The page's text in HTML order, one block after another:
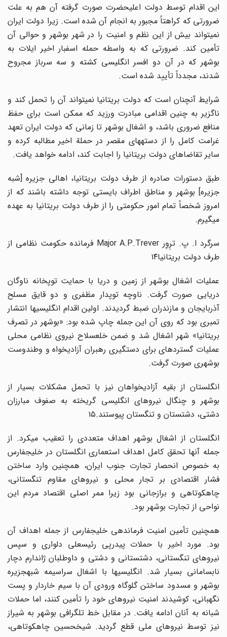
این اقدام توسط دولت اعلیحضرت صورت گرفته آن هم به علت
ضرورتی که کراهتاً مجبور به انجام آن شده است. زیرا دولت ایران
نمیتواند بیش از این نظم و امنیت را در شهر بوشهر و حوالی آن
تأمین کند. ضرورتی که به واسطه حمله اسفبار اخیر ایلات به
بوشهر که در آن دو افسر انگلیسی کشته و سه سرباز مجروح
شدند، مجدداً تأیید شده است.
شرایط آنچنان است که دولت بریتانیا نمیتواند آن را تحمل کند و
ناگزیر به چنین اقدامی مبادرت ورزید که ممکن است برای حفظ
منافع ضروری باشد، و اشغال بوشهر تا زمانی که دولت ایران تعهد
غرامت کامل را از دستههای مقصر در حملة اخیر مطالبه کرده و
سایر تقاضاهای دولت بریتانیا را اجابت کند، ادامه خواهد یافت.
طبق دستورات صادره از طرف دولت بریتانیا، اهالی جزیره [شبه
جزیره] بوشهر و مناطق اطراف بایستی توجه داشته باشند که از
امروز شخصاً تمام امور حکومتی را از طرف دولت بریتانیا به عهده
میگیرم.
سرگرد ا. پ. ترِوِر Major A.P.Trever فرمانده حکومت نظامی از
طرف دولت بریتانیا۱۴
عملیات اشغال بوشهر از زمین و دریا با حمایت توپخانه ناوگان
دریایی صورت گرفت. ناوچه توپدار مظفری و دو قایق مسلح
آذربایجان و مازندران ضبط گردیدند. اولین اقدام انگلیسیها انتشار
تمبری بود که روی آن این جمله چاپ شده بود: «بوشهر در تصرف
بریتانیا» شهر اشغال شد و ضمن خلعسلاح نیروی نظامی محلی
عملیات گستردهای برای دستگیری رهبران آزادیخواه و وطندوست
بوشهری صورت گرفت.
انگلستان از بقیه آزادیخواهان نیز با تحمل مشکلات بسیار از
بوشهر و چنگال نیروهای انگلیسی گریخته به صفوف مبارزان
دشتی، دشتستان و تنگستان پیوستند.۱۵
انگلستان از اشغال بوشهر اهداف متعددی را تعقیب میکرد. از
جمله آنها تحقق کامل اهداف استعماری انگلستان در خلیجفارس
به خصوص انحصار تجارت جنوب ایران، همچنین وارد ساختن
فشار اقتصادی بر تجار محلی و نیروهای مقاوم تنگستانی،
چاهکوتاهی و برازجانی بود زیرا ممر اصلی اقتصاد مردم این
نواحی از تجارت بوشهر بود.
همچنین تأمین امنیت فرماندهی خلیجفارس از جمله اهداف آن
بود. مورد اخیر با حملات پیدرپی رئیسعلی دلواری و سپس
نیروهای تنگستانی، دشتستانی و دشتی و داوطلبان ژاندارم دچار
نابسامانی بسیار شد. انگلیسیها با اشغال سراسیمه شبهجزیره
بوشهر و مسدود ساختن گلوگاه ورودی آن با سیم خاردار و پست
نگهبانی، کوشیدند امنیت نیروهای خود را تأمین کنند، اما حملات
شبانه به آنان ادامه یافت. در مقابل خط تلگرافی بوشهر به شیراز
نیز توسط نیروهای ملی قطع گردید. شیخحسین چاهکوتاهی،